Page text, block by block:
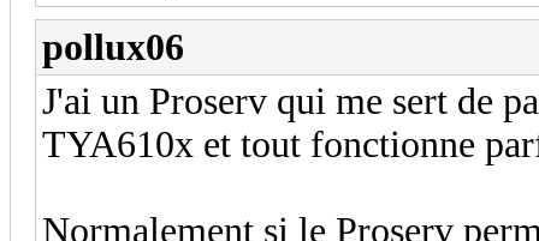
pollux06
J'ai un Proserv qui me sert de
TYA610x et tout fonctionne
Normalement si le Proserv